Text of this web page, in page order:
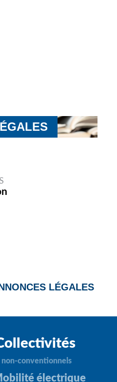
LÉGALES
non-conventionnels
électrique